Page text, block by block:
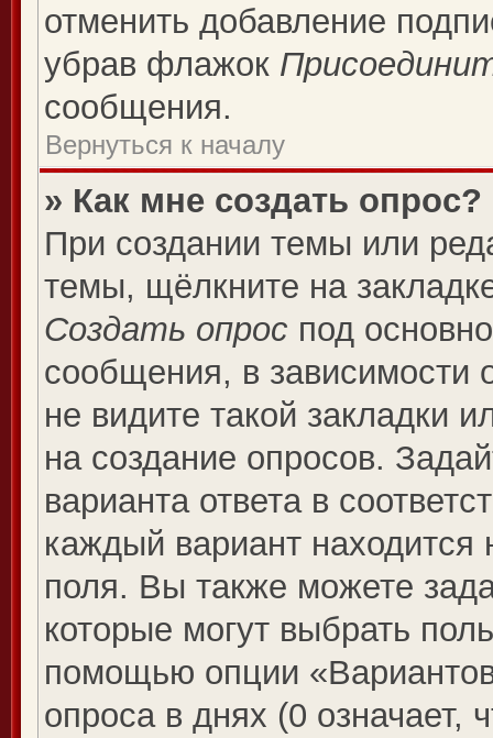
отменить добавление
убрав флажок
сообщения.
Вернуться к началу
» Как мне создать опрос?
При создании темы или
темы, щёлкните на
Создать опрос под
сообщения, в зависимости
не видите такой закладки
на создание опросов.
варианта ответа в
каждый вариант находится
поля. Вы также можете
которые могут выбрать
помощью опции
опроса в днях (0 означает,